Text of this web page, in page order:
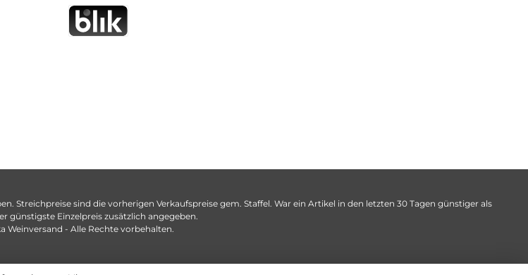
Streichpreise sind die vorherigen Verkaufspreise gem. Staffel. War ein Artikel in den letzten 30 Tagen günstiger als
günstigste Einzelpreis zusätzlich angegeben.
Weinversand - Alle Rechte vorbehalten.